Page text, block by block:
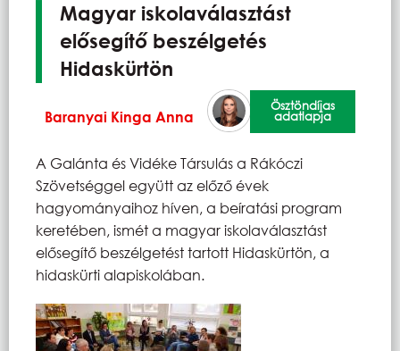
Magyar iskolaválasztást
elősegítő beszélgetés
Hidaskürtön
Baranyai Kinga Anna
Ösztöndíjas
adatlapja
A Galánta és Vidéke Társulás a Rákóczi
Szövetséggel együtt az előző évek
hagyományaihoz híven, a beíratási program
keretében, ismét a magyar iskolaválasztást
elősegítő beszélgetést tartott Hidaskürtön, a
hidaskürti alapiskolában.